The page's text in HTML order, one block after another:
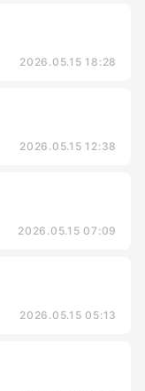
2026.05.15 18:28
2026.05.15 12:38
2026.05.15 07:09
2026.05.15 05:13